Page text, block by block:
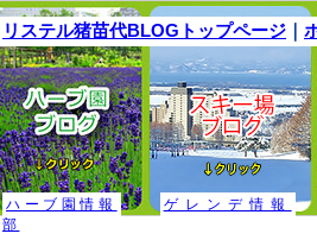
リステル猪苗代BLOGトップページ ｜
ハーブ園情報 ゲレンデ情報
部